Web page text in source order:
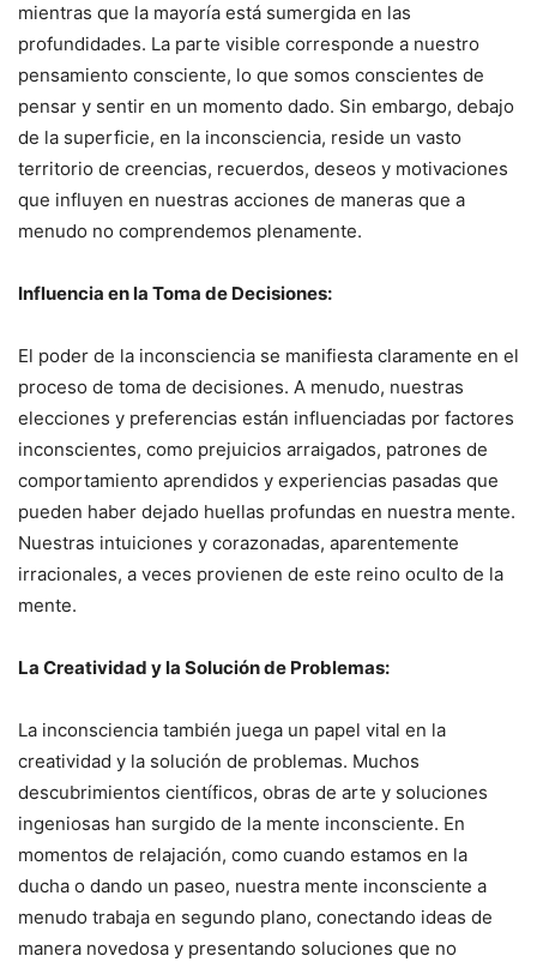
mientras que la mayoría está sumergida en las
profundidades. La parte visible corresponde a nuestro
pensamiento consciente, lo que somos conscientes de
pensar y sentir en un momento dado. Sin embargo, debajo
de la superficie, en la inconsciencia, reside un vasto
territorio de creencias, recuerdos, deseos y motivaciones
que influyen en nuestras acciones de maneras que a
menudo no comprendemos plenamente.
Influencia en la Toma de Decisiones:
El poder de la inconsciencia se manifiesta claramente en el
proceso de toma de decisiones. A menudo, nuestras
elecciones y preferencias están influenciadas por factores
inconscientes, como prejuicios arraigados, patrones de
comportamiento aprendidos y experiencias pasadas que
pueden haber dejado huellas profundas en nuestra mente.
Nuestras intuiciones y corazonadas, aparentemente
irracionales, a veces provienen de este reino oculto de la
mente.
La Creatividad y la Solución de Problemas:
La inconsciencia también juega un papel vital en la
creatividad y la solución de problemas. Muchos
descubrimientos científicos, obras de arte y soluciones
ingeniosas han surgido de la mente inconsciente. En
momentos de relajación, como cuando estamos en la
ducha o dando un paseo, nuestra mente inconsciente a
menudo trabaja en segundo plano, conectando ideas de
manera novedosa y presentando soluciones que no